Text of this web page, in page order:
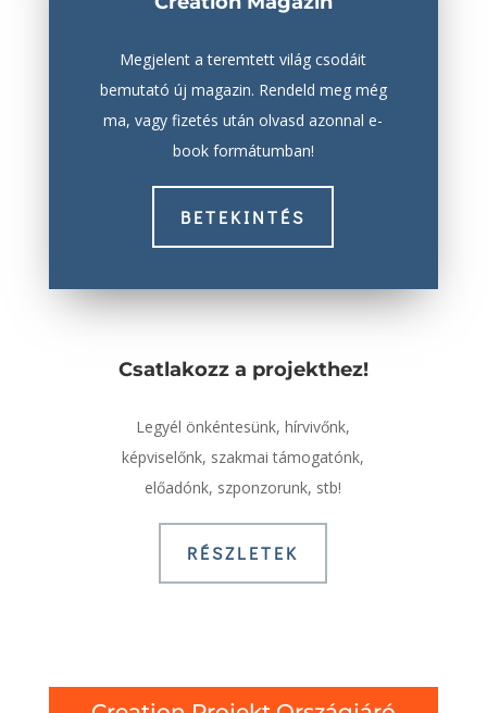
Megjelent a teremtett világ csodáit
bemutató új magazin. Rendeld meg még
ma, vagy fizetés után olvasd azonnal e-
book formátumban!
BETEKINTÉS
Csatlakozz a projekthez!
Legyél önkéntesünk, hírvivőnk,
képviselőnk, szakmai támogatónk,
előadónk, szponzorunk, stb!
RÉSZLETEK